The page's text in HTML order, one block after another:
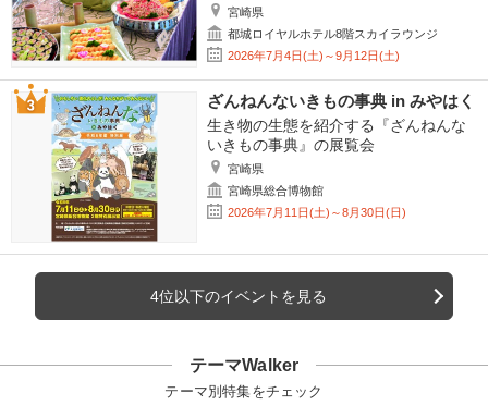
宮崎県
都城ロイヤルホテル8階スカイラウンジ
2026年7月4日(土)～9月12日(土)
ざんねんないきもの事典 in みやはく
生き物の生態を紹介する『ざんねんな
いきもの事典』の展覧会
宮崎県
宮崎県総合博物館
2026年7月11日(土)～8月30日(日)
4位以下のイベントを見る
テーマWalker
テーマ別特集をチェック